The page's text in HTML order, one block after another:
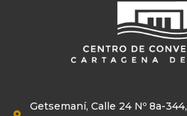
Getsemaní, Calle 24 Nº 8a-344,